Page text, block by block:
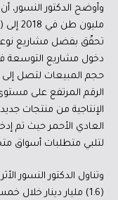
تحقّق بفضل مشاريع
دخول مشاريع التوسعة
الرقم المرتفع على
الإنتاجية من منتجات
العادي الأحمر حيث تم
لتلبي متطلبات أسواق
وتناول الدكتور النسور
(1.6) مليار دينار خلال